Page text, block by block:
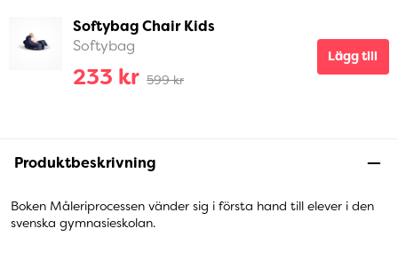
Softybag Chair Kids
Softybag
233 kr 599 kr
Lägg till
Produktbeskrivning
Boken Måleriprocessen vänder sig i första hand till elever i den
svenska gymnasieskolan.